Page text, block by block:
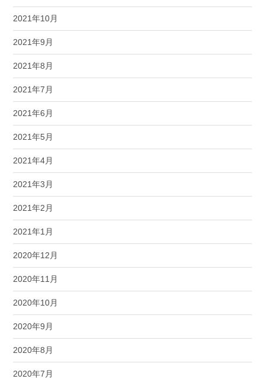
2021年10月
2021年9月
2021年8月
2021年7月
2021年6月
2021年5月
2021年4月
2021年3月
2021年2月
2021年1月
2020年12月
2020年11月
2020年10月
2020年9月
2020年8月
2020年7月